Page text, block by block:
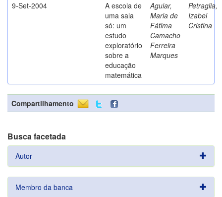
9-Set-2004
A escola de
uma sala
só: um
estudo
exploratório
sobre a
educação
matemática
Aguiar,
Maria de
Fátima
Camacho
Ferreira
Marques
Petraglia,
Izabel
Cristina
Compartilhamento
Busca facetada
Autor
Membro da banca